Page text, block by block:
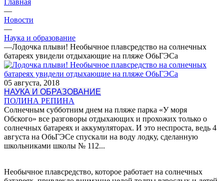
—
Новости
—
Наука и образование
—Лодочка плыви! Необычное плавсредство на солнечных
батареях увидели отдыхающие на пляже ОбьГЭСа
05 августа, 2018
НАУКА И ОБРАЗОВАНИЕ
ПОЛИНА РЕПИНА
Солнечным субботним днем на пляже парка «У моря
Обского» все разговоры отдыхающих и прохожих только о
солнечных батареях и аккумуляторах. И это неспроста, ведь 4
августа на ОбьГЭСе спускали на воду лодку, сделанную
школьниками школы № 112...
Необычное плавсредство, которое работает на солнечных